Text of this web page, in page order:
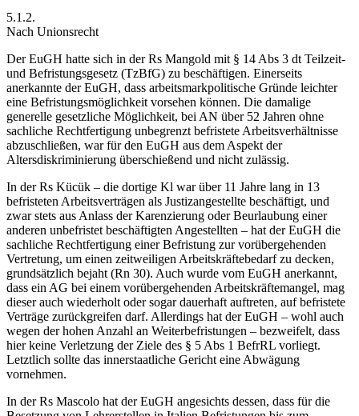
5.1.2.
Nach Unionsrecht
Der EuGH hatte sich in der Rs Mangold mit § 14 Abs 3 dt Teilzeit-
und Befristungsgesetz (TzBfG) zu beschäftigen. Einerseits
anerkannte der EuGH, dass arbeitsmarkpolitische Gründe leichter
eine Befristungsmöglichkeit vorsehen können. Die damalige
generelle gesetzliche Möglichkeit, bei AN über 52 Jahren ohne
sachliche Rechtfertigung unbegrenzt befristete Arbeitsverhältnisse
abzuschließen, war für den EuGH aus dem Aspekt der
Altersdiskriminierung überschießend und nicht zulässig.
In der Rs Kücük – die dortige Kl war über 11 Jahre lang in 13
befristeten Arbeitsverträgen als Justizangestellte beschäftigt, und
zwar stets aus Anlass der Karenzierung oder Beurlaubung einer
anderen unbefristet beschäftigten Angestellten – hat der EuGH die
sachliche Rechtfertigung einer Befristung zur vorübergehenden
Vertretung, um einen zeitweiligen Arbeitskräftebedarf zu decken,
grundsätzlich bejaht (Rn 30). Auch wurde vom EuGH anerkannt,
dass ein AG bei einem vorübergehenden Arbeitskräftemangel, mag
dieser auch wiederholt oder sogar dauerhaft auftreten, auf befristete
Verträge zurückgreifen darf. Allerdings hat der EuGH – wohl auch
wegen der hohen Anzahl an Weiterbefristungen – bezweifelt, dass
hier keine Verletzung der Ziele des § 5 Abs 1 BefrRL vorliegt.
Letztlich sollte das innerstaatliche Gericht eine Abwägung
vornehmen.
In der Rs Mascolo hat der EuGH angesichts dessen, dass für die